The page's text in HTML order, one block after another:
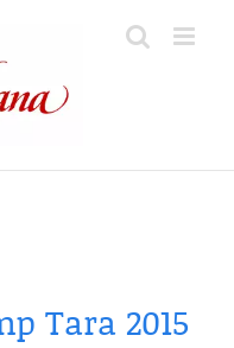
Tara 2015